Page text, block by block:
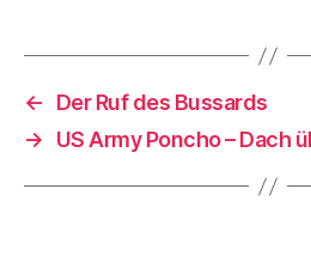
←
Der Ruf des Bussards
→
US Army Poncho – Dach